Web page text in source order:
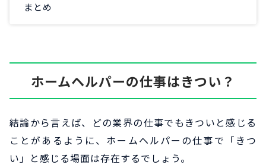
まとめ
ホームヘルパーの仕事はきつい？
結論から言えば、どの業界の仕事でもきついと感じる
ことがあるように、ホームヘルパーの仕事で「きつ
い」と感じる場面は存在するでしょう。